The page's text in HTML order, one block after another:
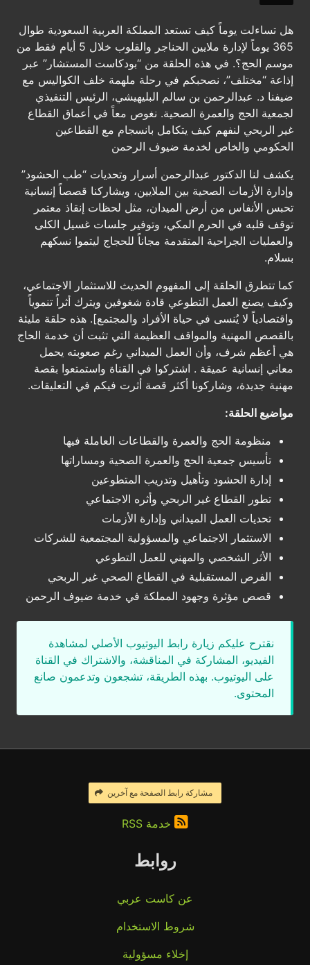
هل تساءلت يوماً كيف تستعد المملكة العربية السعودية طوال
365 يوماً لإدارة ملايين الحناجر والقلوب خلال 5 أيام فقط من
موسم الحج؟. في هذه الحلقة من “بودكاست المستشار” عبر
إذاعة “مختلف”، نصحبكم في رحلة ملهمة خلف الكواليس مع
ضيفنا د. عبدالرحمن بن سالم البليهيشي، الرئيس التنفيذي
لجمعية الحج والعمرة الصحية. نغوص معاً في أعماق القطاع
غير الربحي لنفهم كيف يتكامل بانسجام مع القطاعين
الحكومي والخاص لخدمة ضيوف الرحمن
يكشف لنا الدكتور عبدالرحمن أسرار وتحديات “طب الحشود”
وإدارة الأزمات الصحية بين الملايين، ويشاركنا قصصاً إنسانية
تحبس الأنفاس من أرض الميدان، مثل لحظات إنقاذ معتمر
توقف قلبه في الحرم المكي، وتوفير جلسات غسيل الكلى
والعمليات الجراحية المتقدمة مجاناً للحجاج ليتموا نسكهم
بسلام.
كما تتطرق الحلقة إلى المفهوم الحديث للاستثمار الاجتماعي،
وكيف يصنع العمل التطوعي قادة شغوفين ويترك أثراً تنموياً
واقتصادياً لا يُنسى في حياة الأفراد والمجتمع]. هذه حلقة مليئة
بالقصص المهنية والمواقف العظيمة التي تثبت أن خدمة الحاج
هي أعظم شرف، وأن العمل الميداني رغم صعوبته يحمل
معاني إنسانية عميقة . اشتركوا في القناة واستمتعوا بقصة
مهنية جديدة، وشاركونا أكثر قصة أثرت فيكم في التعليقات.
مواضيع الحلقة:
منظومة الحج والعمرة والقطاعات العاملة فيها
تأسيس جمعية الحج والعمرة الصحية ومساراتها
إدارة الحشود وتأهيل وتدريب المتطوعين
تطور القطاع غير الربحي وأثره الاجتماعي
تحديات العمل الميداني وإدارة الأزمات
الاستثمار الاجتماعي والمسؤولية المجتمعية للشركات
الأثر الشخصي والمهني للعمل التطوعي
الفرص المستقبلية في القطاع الصحي غير الربحي
قصص مؤثرة وجهود المملكة في خدمة ضيوف الرحمن
نقترح عليكم زيارة رابط اليوتيوب الأصلي لمشاهدة
الفيديو، المشاركة في المناقشة، والاشتراك في القناة
على اليوتيوب. بهذه الطريقة، تشجعون وتدعمون صانع
المحتوى.
مشاركة رابط الصفحة مع آخرين
خدمة RSS
روابط
عن كاست عربي
شروط الاستخدام
إخلاء مسؤولية